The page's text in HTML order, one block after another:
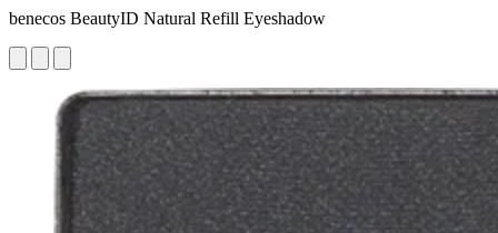
benecos BeautyID Natural Refill Eyeshadow